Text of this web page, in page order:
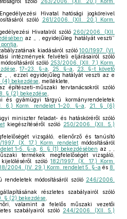
Hivatal hatósági jogköreivel
szóló
261/2006. (XII. 20.) Korm.
Hivatalról szóló 260/2006. (XII.
az „ , egyidejűleg hatályát veszti”
pontja
kiadásáról szóló100/1997. (VI.
intézmények felvételi eljárásairól szóló
módosításáról szóló 253/2006. (XII. 7.) Korm.
,17–23. §-a 25. §-a
23. §-t követő
„ , ezzel egyidejűleg hatályát veszti az e
bekezdése , melléklete,
építészeti-műszaki tervtanácsokról szóló
§ (2) bekezdése
és gyámügyi tárgyú kormányrendeletek
6.) Korm. rendelet 1–20. §-a
21. § (6)
miniszter feladat- és hatásköréről szóló
kiegészítéséről szóló 250/2006. (XII. 5.)
vizsgáló, ellenőrző és tanúsító
1997. (X. 17.) Korm. rendelet módosításáról
1–5. §-a 6. § (1) bekezdésében az „ ,
termékek megfelelőségét vizsgáló,
szóló 182/1997. (X. 17.) Korm.
2004. (IV. 29.) Korm. rendelet 5. §-a és 8.
módosításáról szóló 246/2006.
részletes szabályairól szóló
§ (2) bekezdése
valamint a felelős műszaki vezetői
szabályairól szóló 244/2006. (XII. 5.)